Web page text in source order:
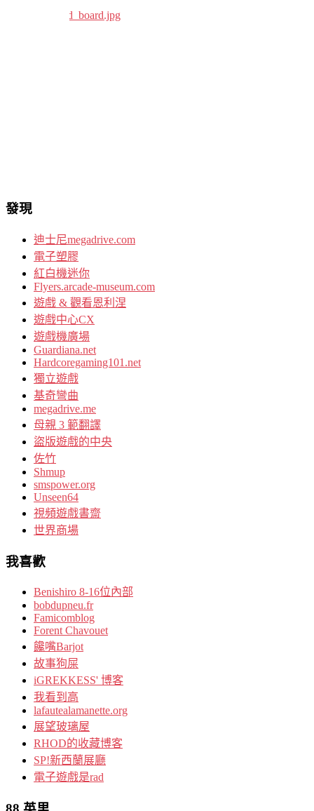
發現
迪士尼megadrive.com
電子塑膠
紅白機迷你
Flyers.arcade-museum.com
遊戲 & 觀看恩利涅
遊戲中心CX
遊戲機廣場
Guardiana.net
Hardcoregaming101.net
獨立遊戲
基奇彎曲
megadrive.me
母親 3 範翻譯
盜版遊戲的中央
佐竹
Shmup
smspower.org
Unseen64
視頻遊戲書齋
世界商場
我喜歡
Benishiro 8-16位內部
bobdupneu.fr
Famicomblog
Forent Chavouet
饞嘴Barjot
故事狗屎
iGREKKESS' 博客
我看到高
lafautealamanette.org
展望玻璃屋
RHOD的收藏博客
SP!新西蘭展廳
電子遊戲是rad